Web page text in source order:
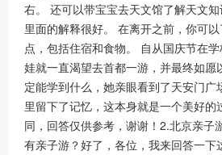
右。 还可以带宝宝去天文馆了解天文知
里面的解释很好。 在离开之前，你可
点，包括住宿和食物。 自从国庆节在
娃就一直渴望去首都一游，并最终如愿
定能学到什么，她亲眼看到了天安门广
里留下了记忆，这本身就是一个美好的
同，回答仅供参考，谢谢！2.北京亲子
有亲子游？好了，各位，我来回答一下